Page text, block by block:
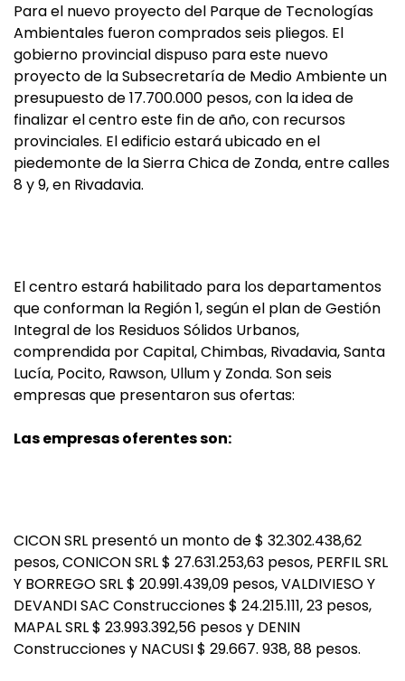
Para el nuevo proyecto del Parque de Tecnologías
Ambientales fueron comprados seis pliegos. El
gobierno provincial dispuso para este nuevo
proyecto de la Subsecretaría de Medio Ambiente un
presupuesto de 17.700.000 pesos, con la idea de
finalizar el centro este fin de año, con recursos
provinciales. El edificio estará ubicado en el
piedemonte de la Sierra Chica de Zonda, entre calles
8 y 9, en Rivadavia.
El centro estará habilitado para los departamentos
que conforman la Región 1, según el plan de Gestión
Integral de los Residuos Sólidos Urbanos,
comprendida por Capital, Chimbas, Rivadavia, Santa
Lucía, Pocito, Rawson, Ullum y Zonda. Son seis
empresas que presentaron sus ofertas:
Las empresas oferentes son:
CICON SRL presentó un monto de $ 32.302.438,62
pesos, CONICON SRL $ 27.631.253,63 pesos, PERFIL SRL
Y BORREGO SRL $ 20.991.439,09 pesos, VALDIVIESO Y
DEVANDI SAC Construcciones $ 24.215.111, 23 pesos,
MAPAL SRL $ 23.993.392,56 pesos y DENIN
Construcciones y NACUSI $ 29.667. 938, 88 pesos.